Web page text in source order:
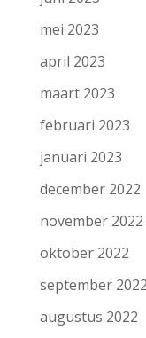
mei 2023
april 2023
maart 2023
februari 2023
januari 2023
december 2022
november 2022
oktober 2022
september 2022
augustus 2022